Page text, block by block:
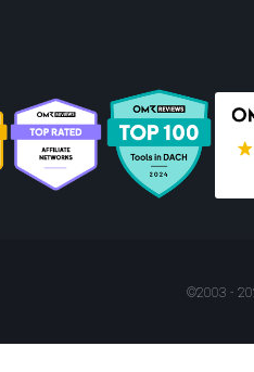
©2003 -